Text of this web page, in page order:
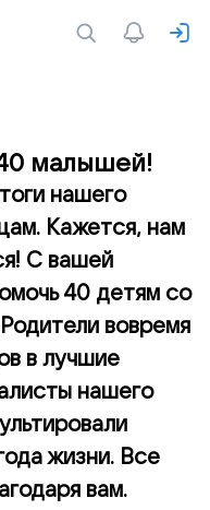
малышей!
нашего
Кажется, нам
С вашей
40 детям со
вовремя
в лучшие
нашего
жизни. Все
вам.